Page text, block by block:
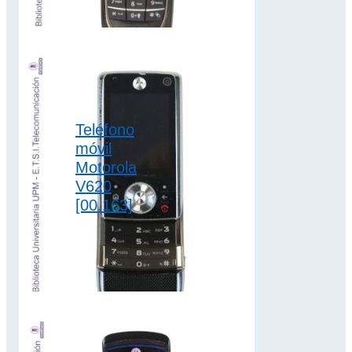
Teléfono
móvil
Motorola
V620
[00.163]
El teléfono móvil
Motorola V620 tiene
batería con
capacidad de
700mAh con
horas…